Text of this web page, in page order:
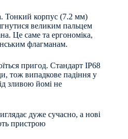
Тонкий корпус (7.2 мм)
великим пальцем
Це саме та ергономіка,
флагманам.
пригод. Стандарт IP68
тож випадкове падіння у
зливою йомі не
дуже сучасно, а нові
пристрою